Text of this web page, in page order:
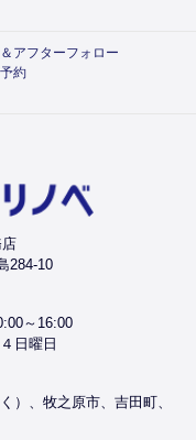
アフターフォロー
約
284-10
～16:00
日曜日
）、牧之原市、吉田町、